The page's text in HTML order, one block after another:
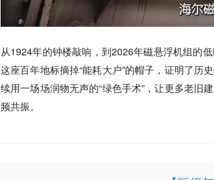
从1924年的钟楼敲响，到2026年磁悬浮机组的
这座百年地标摘掉“能耗大户”的帽子，证明了历
续用一场场润物无声的“绿色手术”，让更多老旧
频共振。